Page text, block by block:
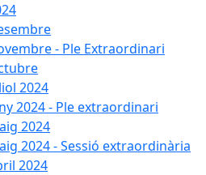
- Ple Extraordinari
2024
2024 - Ple extraordinari
2024
2024 - Sessió extraordinària
2024